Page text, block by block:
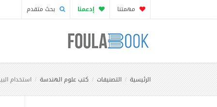
مهمتنا إدعمنا بحث متقدم
الرئيسية التصنيفات كتب علوم الهندسة استخدام